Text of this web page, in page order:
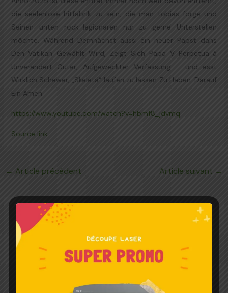
die seelenlose hitfabrik zu sein, die man tobias forge und
Seinen unten rock-legionären nur zu gerne Unterstellen
möchte. Während Demnächst aussi ein neuer Papst dans
Den Vatikan Gewählt Wird, Zeigt Sich Papa V Perpetua à
Unverändert Guter, Aufgeweckter Verfassung – und esst
Wirklich Schewer, „Skeletá“ laufen zu lassen Zu Haben. Darauf
Ein Amen.
https://www.youtube.com/watch?v=hbmf8_jdvmq
Source link
← Article précédent Article suivant →
Articles liés